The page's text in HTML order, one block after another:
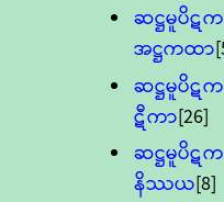
ဆဋ္ဌမူပိဋ
အဋ္ဌကထာ
ဆဋ္ဌမူပိဋ
ဋီကာ[26]
ဆဋ္ဌမူပိဋ
နိဿယ[8]